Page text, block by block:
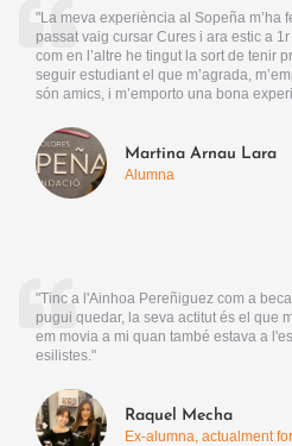
"La meva experiència al Sopeña m’ha
passat vaig cursar Cures i ara estic a
com en l’altre he tingut la sort de tenir
seguir estudiant el que m’agrada,
són amics, i m’emporto una bona
Martina Arnau Lara
Alumna
"Tinc a l'Ainhoa Pereñiguez com a
pugui quedar, la seva actitut és el que
em movia a mi quan també estava a
esilistes."
Raquel Mecha
Ex-alumna, actualment